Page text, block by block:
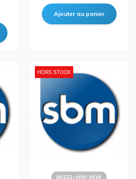
HORS STOCK
MG21-HW-WW